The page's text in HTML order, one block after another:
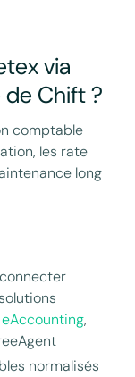
via
de Chift ?
comptable
les rate
long
,
normalisés